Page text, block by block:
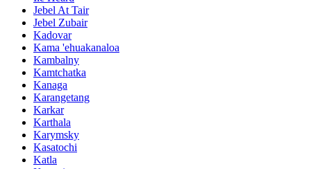
Jebel At Tair
Jebel Zubair
Kadovar
Kama 'ehuakanaloa
Kambalny
Kamtchatka
Kanaga
Karangetang
Karkar
Karthala
Karymsky
Kasatochi
Katla